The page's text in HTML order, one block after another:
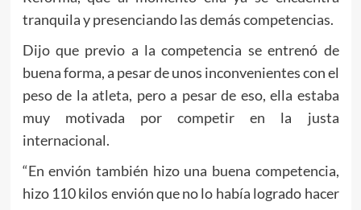
tranquila y presenciando las demás competencias.
Dijo que previo a la competencia se entrenó de
buena forma, a pesar de unos inconvenientes con el
peso de la atleta, pero a pesar de eso, ella estaba
muy motivada por competir en la justa
internacional.
“En envión también hizo una buena competencia,
hizo 110 kilos envión que no lo había logrado hacer